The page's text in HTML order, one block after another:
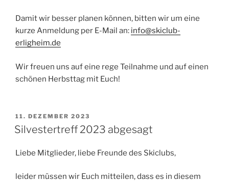
Damit wir besser planen können, bitten wir um eine
kurze Anmeldung per E-Mail an: info@skiclub-
erligheim.de
Wir freuen uns auf eine rege Teilnahme und auf einen
schönen Herbsttag mit Euch!
VERÖFFENTLICHT
AM
11. DEZEMBER 2023
Silvestertreff 2023 abgesagt
Liebe Mitglieder, liebe Freunde des Skiclubs,
leider müssen wir Euch mitteilen, dass es in diesem